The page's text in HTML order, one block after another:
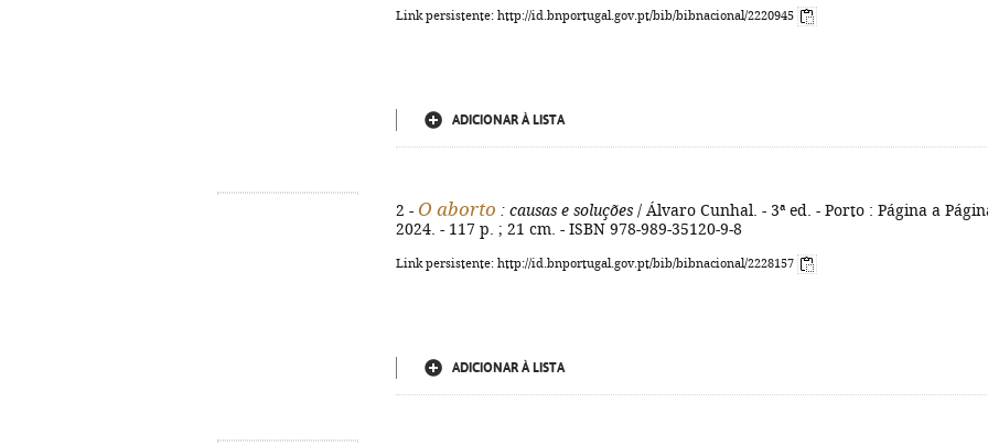
Link persistente: http://id.bnportugal.gov.pt/bib/bibnacional/2220945
ADICIONAR À LISTA
2 - O aborto : causas e soluções / Álvaro Cunhal. - 3ª ed. - Porto : Página a
2024. - 117 p. ; 21 cm. - ISBN 978-989-35120-9-8
Link persistente: http://id.bnportugal.gov.pt/bib/bibnacional/2228157
ADICIONAR À LISTA